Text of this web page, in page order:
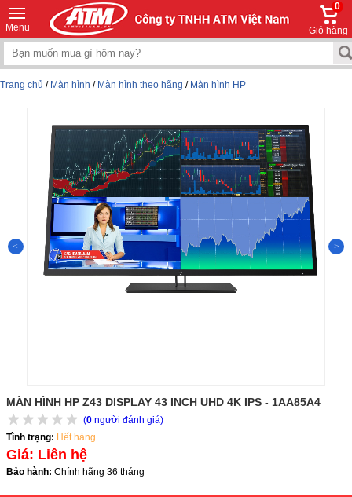
Menu
0
Giỏ hàng
Trang chủ / Màn hình / Màn hình theo hãng / Màn hình HP
MÀN HÌNH HP Z43 DISPLAY 43 INCH UHD 4K IPS - 1AA85A4
(0 người đánh giá)
Tình trạng: Hết hàng
Giá: Liên hệ
Bảo hành: Chính hãng 36 tháng